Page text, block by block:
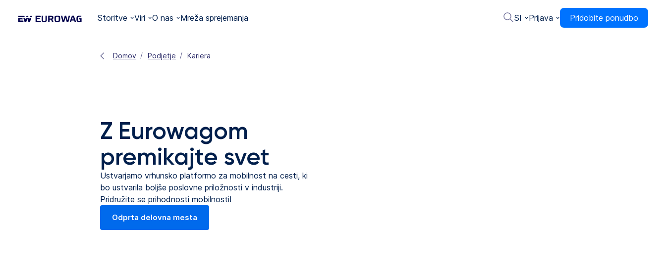
Storitve Viri O nas Mreža sprejemanja SI Prijava Pridobite ponudbo
Domov Podjetje Kariera
Z Eurowagom
premikajte svet
Ustvarjamo vrhunsko platformo za mobilnost na cesti, ki
bo ustvarila boljše poslovne priložnosti v industriji.
Pridružite se prihodnosti mobilnosti!
Odprta delovna mesta